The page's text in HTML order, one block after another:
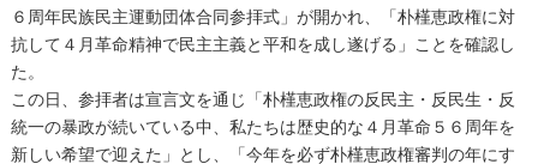
６周年民族民主運動団体合同参拝式」が開かれ、「朴槿恵政権に対
抗して４月革命精神で民主主義と平和を成し遂げる」ことを確認し
た。
この日、参拝者は宣言文を通じ「朴槿恵政権の反民主・反民生・反
統一の暴政が続いている中、私たちは歴史的な４月革命５６周年を
新しい希望で迎えた」とし、「今年を必ず朴槿恵政権審判の年にす